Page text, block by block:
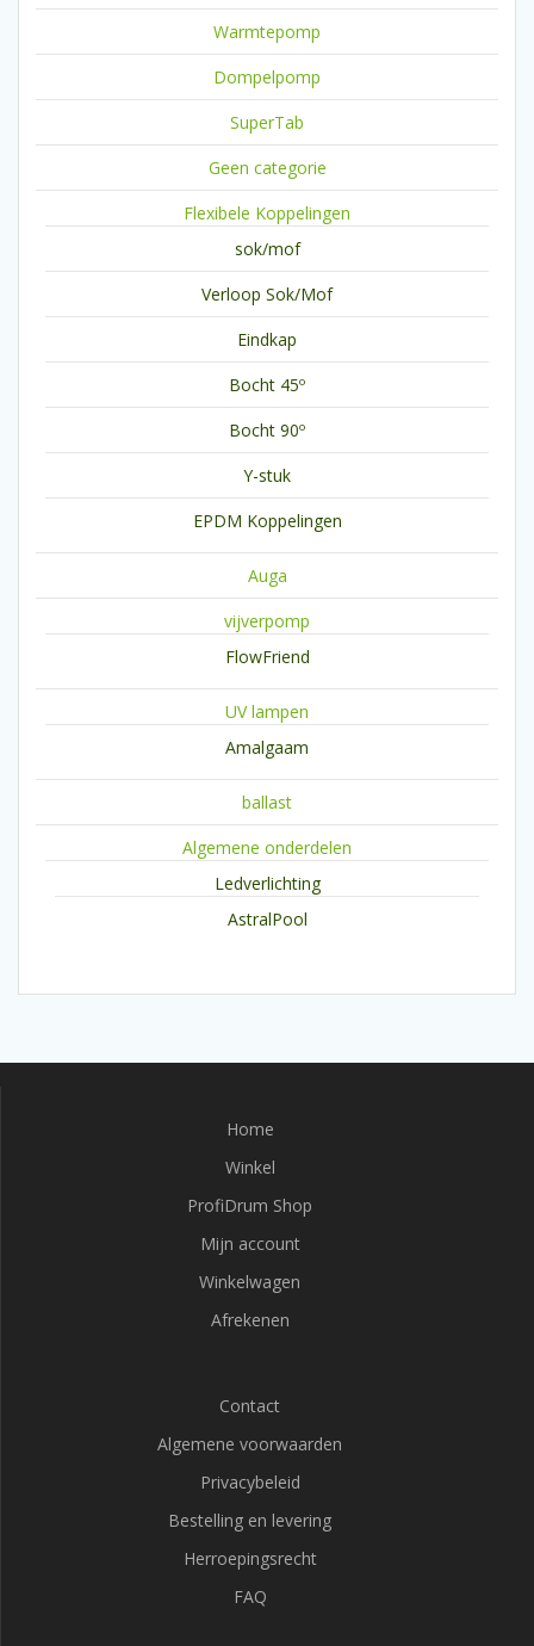
Warmtepomp
Dompelpomp
SuperTab
Geen categorie
Flexibele Koppelingen
sok/mof
Verloop Sok/Mof
Eindkap
Bocht 45º
Bocht 90º
Y-stuk
EPDM Koppelingen
Auga
vijverpomp
FlowFriend
UV lampen
Amalgaam
ballast
Algemene onderdelen
Ledverlichting
AstralPool
Home
Winkel
ProfiDrum Shop
Mijn account
Winkelwagen
Afrekenen
Contact
Algemene voorwaarden
Privacybeleid
Bestelling en levering
Herroepingsrecht
FAQ